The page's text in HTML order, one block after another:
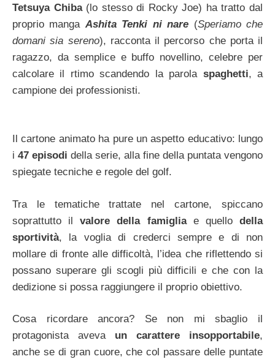
Tetsuya Chiba(lo stesso di Rocky Joe) ha tratto dal
proprio manga Ashita Tenki ni nare (Speriamo che
domani sia sereno), racconta il percorso che porta il
ragazzo, da semplice e buffo novellino, celebre per
calcolare il rtimo scandendo la parola spaghetti, a
campione dei professionisti.
Il cartone animato ha pure un aspetto educativo: lungo
i 47 episodi della serie, alla fine della puntata vengono
spiegate tecniche e regole del golf.
Tra le tematiche trattate nel cartone, spiccano
soprattutto ilvalore della famigliae quellodella
sportività, la voglia di crederci sempre e di non
mollare di fronte alle difficoltà, l’idea che riflettendo si
possano superare gli scogli più difficili e che con la
dedizione si possa raggiungere il proprio obiettivo.
Cosa ricordare ancora? Se non mi sbaglio il
protagonista aveva un carattere insopportabile,
anche se di gran cuore, che col passare delle puntate